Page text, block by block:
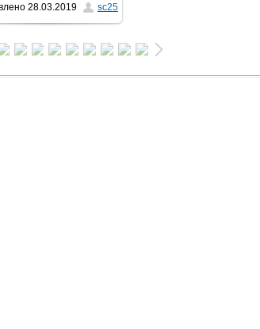
1024x768/ 338.3Kb
28.03.2019 sc25